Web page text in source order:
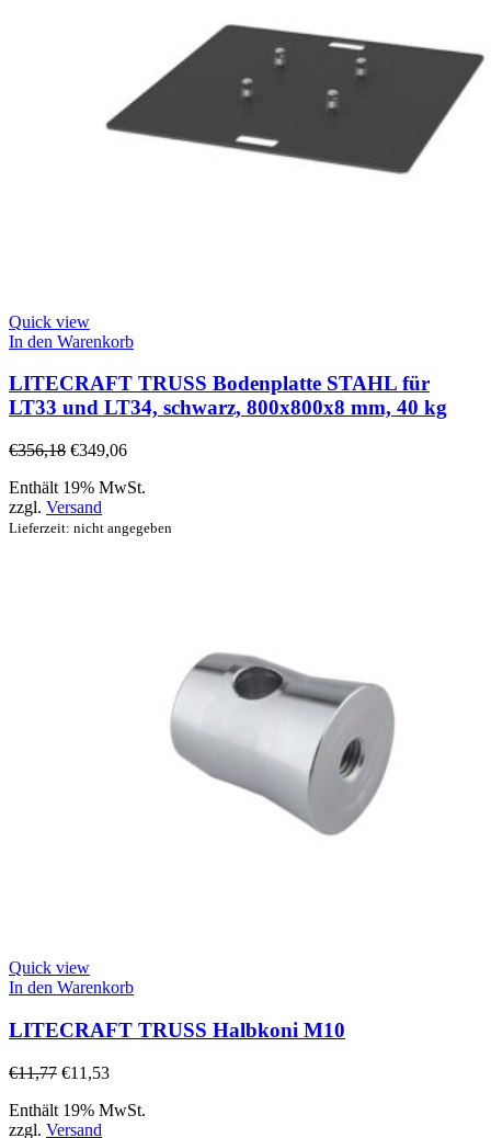
Quick view
In den Warenkorb
LITECRAFT TRUSS Bodenplatte STAHL für
LT33 und LT34, schwarz, 800x800x8 mm, 40 kg
€356,18 €349,06
Enthält 19% MwSt.
zzgl. Versand
Lieferzeit: nicht angegeben
Quick view
In den Warenkorb
LITECRAFT TRUSS Halbkoni M10
€11,77 €11,53
Enthält 19% MwSt.
zzgl. Versand